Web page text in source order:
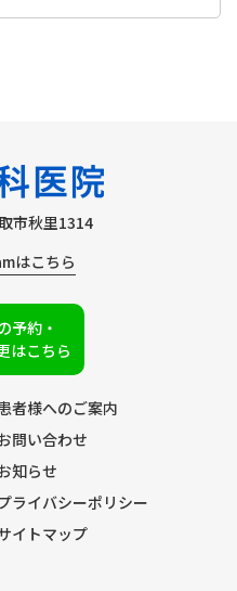
市秋里1314
はこちら
予約・
はこちら
者様へのご案内
問い合わせ
知らせ
ライバシーポリシー
イトマップ